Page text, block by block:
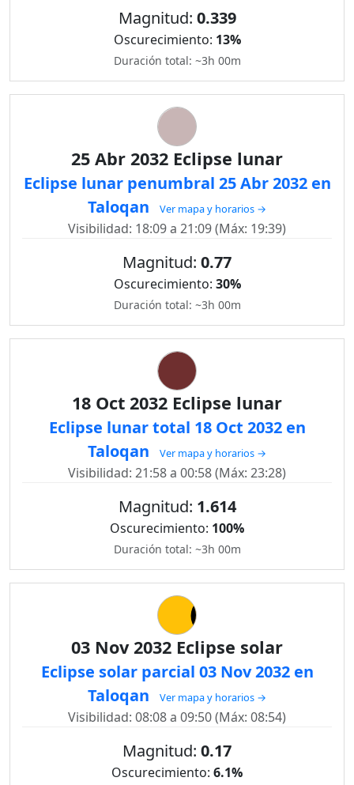
Magnitud: 0.339
Oscurecimiento: 13%
Duración total: ~3h 00m
25 Abr 2032 Eclipse lunar
Eclipse lunar penumbral 25 Abr 2032 en
Taloqan
Ver mapa y horarios →
Visibilidad: 18:09 a 21:09 (Máx: 19:39)
Magnitud: 0.77
Oscurecimiento: 30%
Duración total: ~3h 00m
18 Oct 2032 Eclipse lunar
Eclipse lunar total 18 Oct 2032 en
Taloqan
Ver mapa y horarios →
Visibilidad: 21:58 a 00:58 (Máx: 23:28)
Magnitud: 1.614
Oscurecimiento: 100%
Duración total: ~3h 00m
03 Nov 2032 Eclipse solar
Eclipse solar parcial 03 Nov 2032 en
Taloqan
Ver mapa y horarios →
Visibilidad: 08:08 a 09:50 (Máx: 08:54)
Magnitud: 0.17
Oscurecimiento: 6.1%